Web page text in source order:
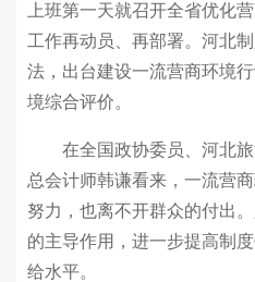
上班第一天就召开全省优化
工作再动员、再部署。河北
法，出台建设一流营商环境
境综合评价。
在全国政协委员、河北旅
总会计师韩谦看来，一流营
努力，也离不开群众的付出
的主导作用，进一步提高制
给水平。